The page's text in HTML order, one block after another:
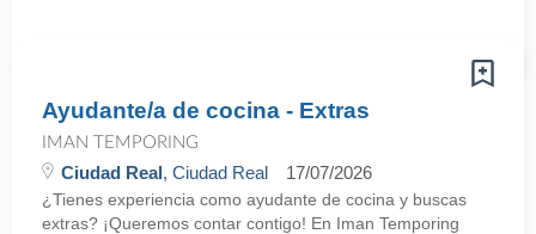
Ayudante/a de cocina - Extras
IMAN TEMPORING
Ciudad Real, Ciudad Real 17/07/2026
¿Tienes experiencia como ayudante de cocina y buscas
extras? ¡Queremos contar contigo! En Iman Temporing